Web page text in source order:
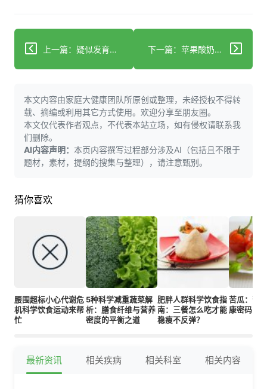
上一篇：疑似发育不良？科学应对的饮食、生活与就医指南 下一篇：苹果酸奶减肥小心肌肉流失三步降低风险
本文内容由家庭大健康团队所原创或整理，未经授权不得转
载、摘编或利用其它方式使用。欢迎分享至朋友圈。
本文仅代表作者观点，不代表本站立场，如有侵权请联系我
们删除。
AI内容声明： 本页内容撰写过程部分涉及AI（包括且不限于
题材，素材，提纲的搜集与整理），请注意甄别。
猜你喜欢
腰围超标小心代谢危
机科学饮食运动来帮
忙
5种科学减重蔬菜解
析：膳食纤维与营养
密度的平衡之道
肥胖人群科学饮食指
南：三餐怎么吃才能
稳瘦不反弹？
苦瓜：苦
康密码
最新资讯 相关疾病 相关科室 相关内容